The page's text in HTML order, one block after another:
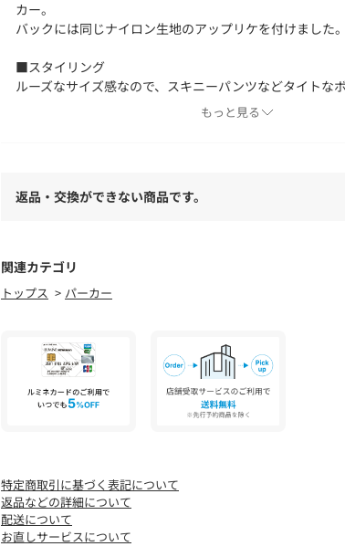
カー。
バックには同じナイロン生地のアップリケを付けました。
■スタイリング
ルーズなサイズ感なので、スキニーパンツなどタイトな
裏面に起毛をかけて生地の厚みを増すことで、保温力も
注意してください。
■透け感：なし
■裏 地：なし
[注意事項]
※画像の商品はサンプルです。実際の商品と仕様、加工
※着用、お取り扱いの際は、アテンションタグをご確認く
もっと見る
返品・交換ができない商品です。
関連カテゴリ
トップス パーカー
特定商取引に基づく表記について
返品などの詳細について
配送について
お直しサービスについて